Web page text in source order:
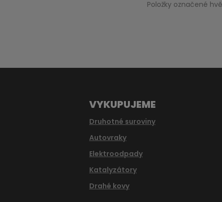
zpracováním
Položky označené
VYKUPUJEME
Druhotné suroviny
Autovraky
Elektroodpady
Katalyzátory
Drahé kovy